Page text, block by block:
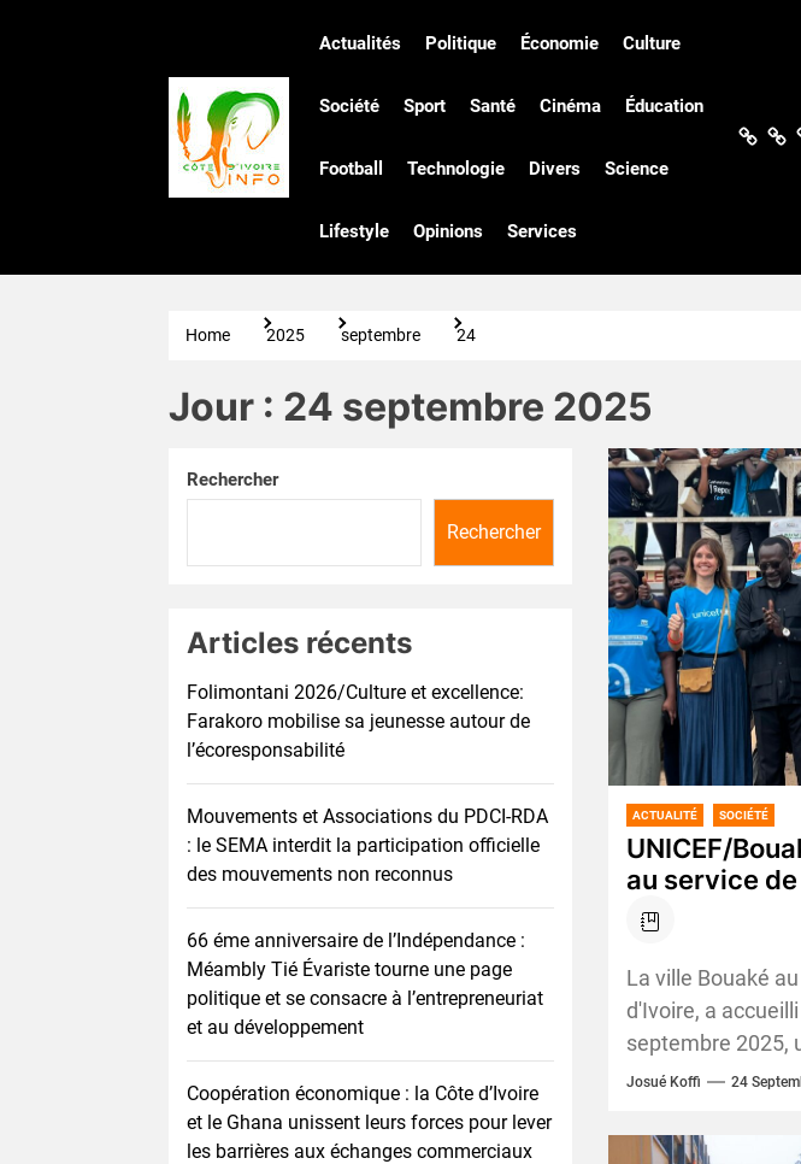
Côte
d'Ivoire
Infos
Actualités Politique Économie Culture
Société Sport Santé Cinéma Éducation
Football Technologie Divers Science
Lifestyle Opinions Services
Home 2025 septembre 24
Jour : 24 septembre 2025
ACTUALITÉ SOCIÉTÉ
UNICEF/
au service
de l’avenir
La ville Bouaké
d'Ivoire, a
septembre 2025,
organisé par
Josué Koffi 24
Rechercher
Rechercher
Articles récents
Folimontani 2026/Culture et excellence:
Farakoro mobilise sa jeunesse autour de
l’écoresponsabilité
Mouvements et Associations du PDCI-RDA
: le SEMA interdit la participation officielle
des mouvements non reconnus
66 éme anniversaire de l’Indépendance :
Méambly Tié Évariste tourne une page
politique et se consacre à l’entrepreneuriat
et au développement
Coopération économique : la Côte d’Ivoire
et le Ghana unissent leurs forces pour lever
les barrières aux échanges commerciaux